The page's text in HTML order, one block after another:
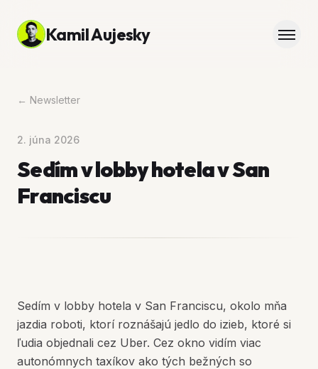
Kamil Aujesky
← Newsletter
2. júna 2026
Sedím v lobby hotela v San
Franciscu
Sedím v lobby hotela v San Franciscu, okolo mňa
jazdia roboti, ktorí roznášajú jedlo do izieb, ktoré si
ľudia objednali cez Uber. Cez okno vidím viac
autonómnych taxíkov ako tých bežných so